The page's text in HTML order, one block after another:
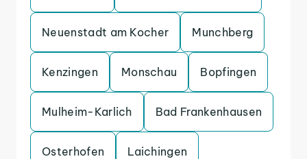
Neuenstadt am Kocher Munchberg
Kenzingen Monschau Bopfingen
Mulheim-Karlich Bad Frankenhausen
Osterhofen Laichingen